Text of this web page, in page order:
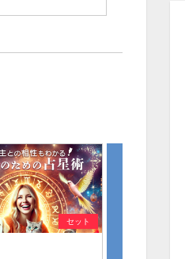
セット